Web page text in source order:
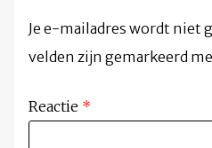
Je e-mailadres wordt niet
velden zijn gemarkeerd
Reactie *